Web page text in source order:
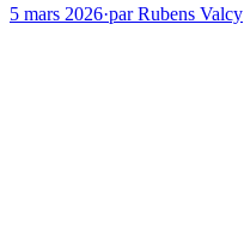
5 mars 2026·par Rubens Valcy